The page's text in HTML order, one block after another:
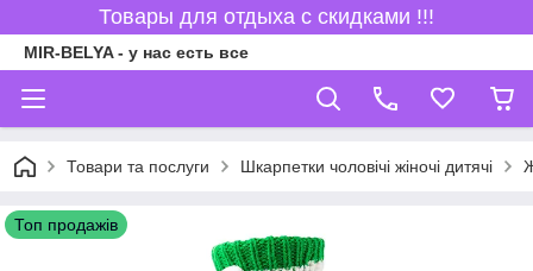
Товары для отдыха с скидками !!!
MIR-BELYA - у нас есть все
Товари та послуги Шкарпетки чоловічі жіночі дитячі
Топ продажів